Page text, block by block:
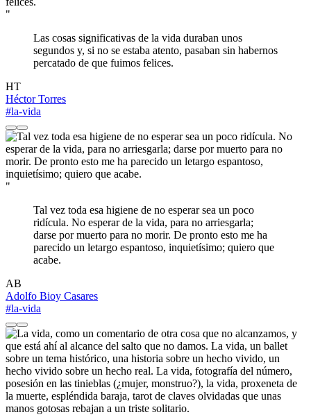
"
Las cosas significativas de la vida duraban unos
segundos y, si no se estaba atento, pasaban sin habernos
percatado de que fuimos felices.
HT
Héctor Torres
#la-vida
"
Tal vez toda esa higiene de no esperar sea un poco
ridícula. No esperar de la vida, para no arriesgarla;
darse por muerto para no morir. De pronto esto me ha
parecido un letargo espantoso, inquietísimo; quiero que
acabe.
AB
Adolfo Bioy Casares
#la-vida